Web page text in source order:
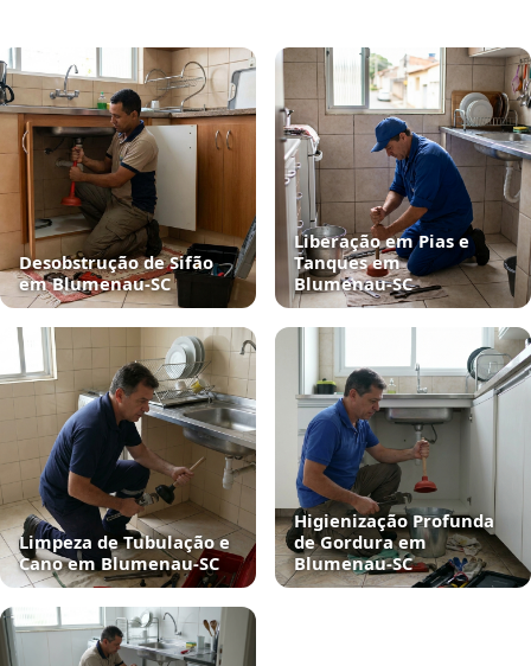
Desobstrução de Sifão
em Blumenau‑SC
Liberação em Pias e
Tanques em
Blumenau‑SC
Limpeza de Tubulação e
Cano em Blumenau‑SC
Higienização Profunda
de Gordura em
Blumenau‑SC